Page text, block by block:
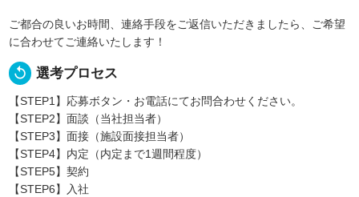
ご都合の良いお時間、連絡手段をご返信いただきましたら、ご希望
に合わせてご連絡いたします！
replay 選考プロセス
【STEP1】応募ボタン・お電話にてお問合わせください。
【STEP2】面談（当社担当者）
【STEP3】面接（施設面接担当者）
【STEP4】内定（内定まで1週間程度）
【STEP5】契約
【STEP6】入社